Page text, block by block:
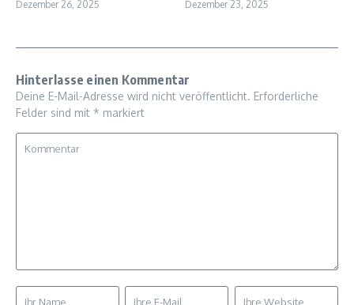
Dezember 26, 2025 Dezember 23, 2025
Hinterlasse einen Kommentar
Deine E-Mail-Adresse wird nicht veröffentlicht. Erforderliche
Felder sind mit * markiert